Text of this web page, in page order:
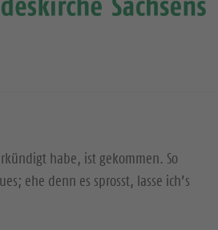
habe, ist gekommen. So
ehe denn es sprosst, lasse ich’s